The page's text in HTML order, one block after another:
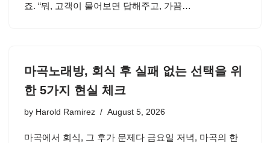
죠. “뭐, 고객이 물어보면 답해주고, 가끔…
마곡노래방, 회식 후 실패 없는 선택을 위
한 5가지 현실 체크
by Harold Ramirez August 5, 2026
마곡에서 회식, 그 후가 문제다 금요일 저녁, 마곡의 한